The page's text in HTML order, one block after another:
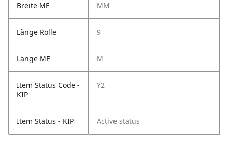
Breite ME MM
Länge Rolle 9
Länge ME M
Item Status Code -
KIP
Y2
Item Status - KIP Active status